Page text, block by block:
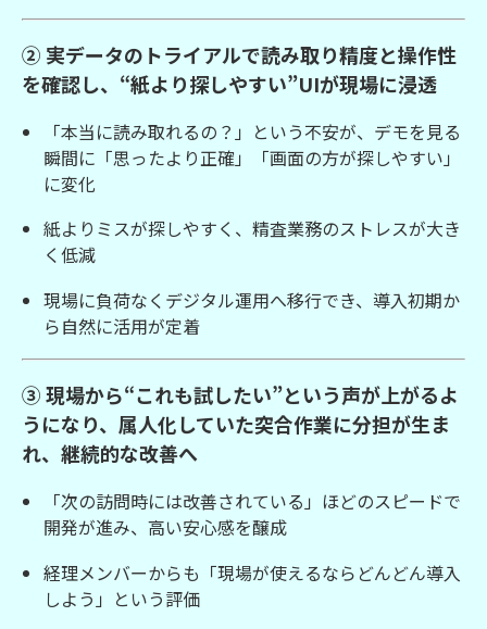
② 実データのトライアルで読み取り精度と操作性
を確認し、“紙より探しやすい”UIが現場に浸透
「本当に読み取れるの？」という不安が、デモを見る
瞬間に「思ったより正確」「画面の方が探しやすい」
に変化
紙よりミスが探しやすく、精査業務のストレスが大き
く低減
現場に負荷なくデジタル運用へ移行でき、導入初期か
ら自然に活用が定着
③ 現場から“これも試したい”という声が上がるよ
うになり、属人化していた突合作業に分担が生ま
れ、継続的な改善へ
「次の訪問時には改善されている」ほどのスピードで
開発が進み、高い安心感を醸成
経理メンバーからも「現場が使えるならどんどん導入
しよう」という評価